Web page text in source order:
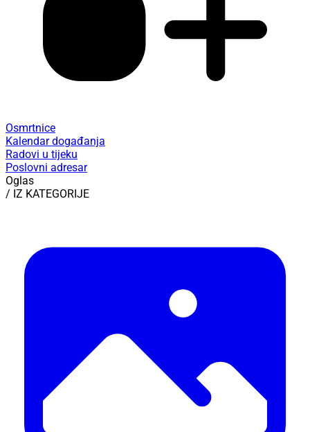
Osmrtnice
Kalendar događanja
Radovi u tijeku
Poslovni adresar
Oglas
/ IZ KATEGORIJE